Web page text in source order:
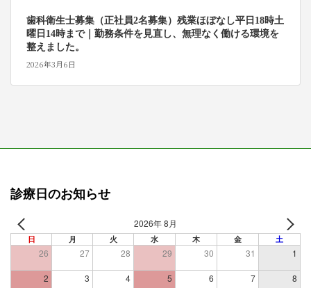
歯科衛生士募集（正社員2名募集）残業ほぼなし平日18時土
曜日14時まで｜勤務条件を見直し、無理なく働ける環境を
整えました。
2026年3月6日
診療日のお知らせ
2026年 8月
日 月 火 水 木 金 土
26 27 28 29 30 31 1
2 3 4 5 6 7 8